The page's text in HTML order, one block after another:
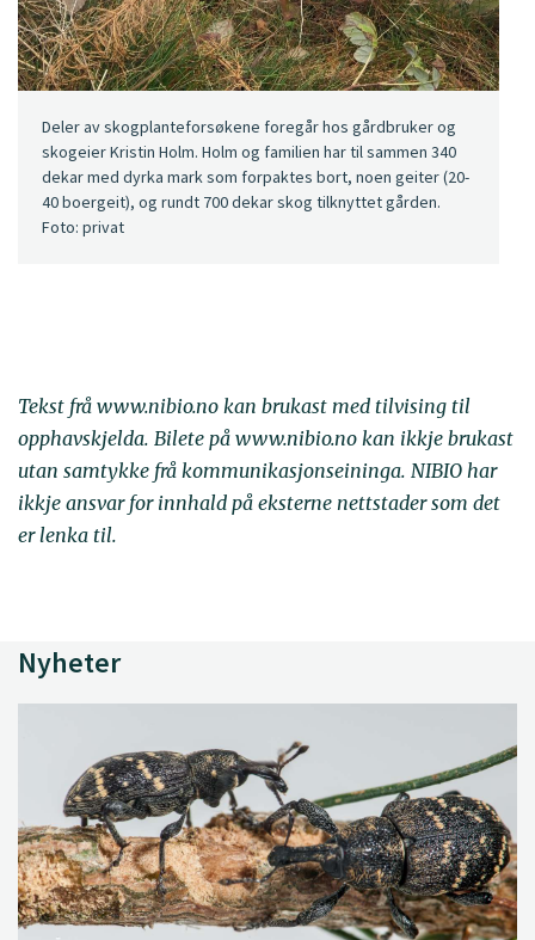
Deler av skogplanteforsøkene foregår hos gårdbruker og
skogeier Kristin Holm. Holm og familien har til sammen 340
dekar med dyrka mark som forpaktes bort, noen geiter (20-
40 boergeit), og rundt 700 dekar skog tilknyttet gården.
Foto: privat
Tekst frå www.nibio.no kan brukast med tilvising til
opphavskjelda. Bilete på www.nibio.no kan ikkje brukast
utan samtykke frå kommunikasjonseininga. NIBIO har
ikkje ansvar for innhald på eksterne nettstader som det
er lenka til.
Nyheter